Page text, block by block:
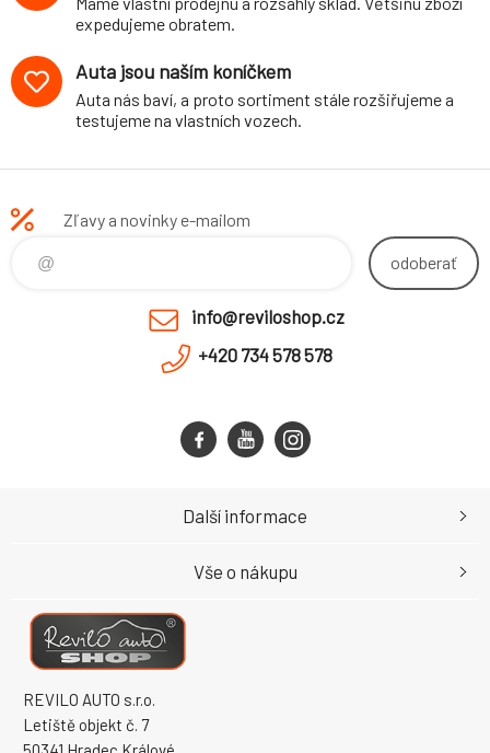
expedujeme obratem.
Auta jsou naším koníčkem
Auta nás baví, a proto sortiment stále rozšiřujeme a
testujeme na vlastních vozech.
Zľavy a novinky e-mailom
odoberať
info@reviloshop.cz
+420 734 578 578
REVILO AUTO s.r.o.
Letiště objekt č. 7
Další informace
Vše o nákupu